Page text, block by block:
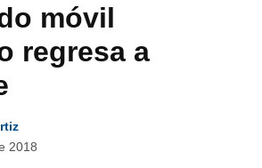
Donar
móvil
regresa a
2018